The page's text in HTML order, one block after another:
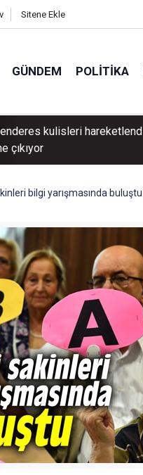
Sitene Ekle
GÜNDEM POLITIKA
kulisleri
çıkıyor
bilgi yarışmasında buluştu